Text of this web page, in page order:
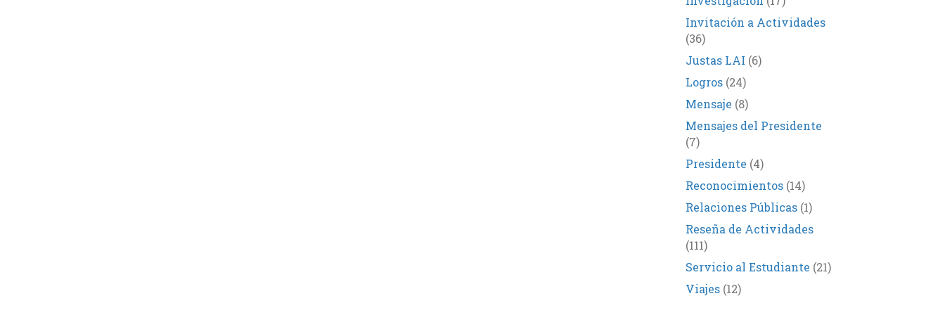
Invitación a Actividades
(36)
Justas LAI (6)
Logros(24)
Mensaje (8)
Mensajes del Presidente
(7)
Presidente (4)
Reconocimientos(14)
Relaciones Públicas(1)
Reseña de Actividades
(111)
Servicio al Estudiante (21)
Viajes(12)